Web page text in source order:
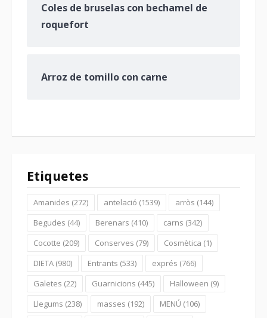
Coles de bruselas con bechamel de
roquefort
Arroz de tomillo con carne
Etiquetes
Amanides (272) antelació (1539) arròs (144)
Begudes (44) Berenars (410) carns (342)
Cocotte (209) Conserves (79) Cosmètica (1)
DIETA (980) Entrants (533) exprés (766)
Galetes (22) Guarnicions (445) Halloween (9)
Llegums (238) masses (192) MENÚ (106)